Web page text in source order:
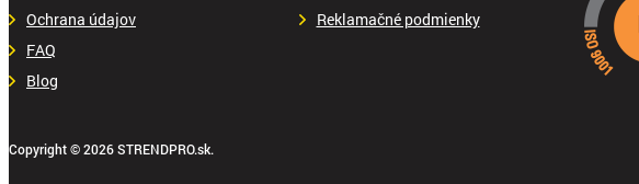
Ochrana údajov
FAQ
Blog
Reklamačné podmienky
Copyright © 2026 STRENDPRO.sk.